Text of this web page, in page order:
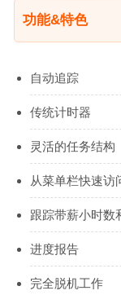
功能&特色
自动追踪
传统计时器
灵活的任务结构
从菜单栏快速访
跟踪带薪小时数
进度报告
完全脱机工作